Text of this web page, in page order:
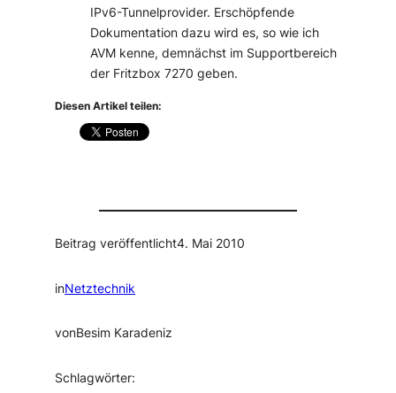
IPv6-Tunnelprovider. Erschöpfende
Dokumentation dazu wird es, so wie ich
AVM kenne, demnächst im Supportbereich
der Fritzbox 7270 geben.
Diesen Artikel teilen:
Beitrag veröffentlicht4. Mai 2010
inNetztechnik
vonBesim Karadeniz
Schlagwörter: